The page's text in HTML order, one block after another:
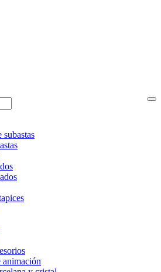
subastas
animación